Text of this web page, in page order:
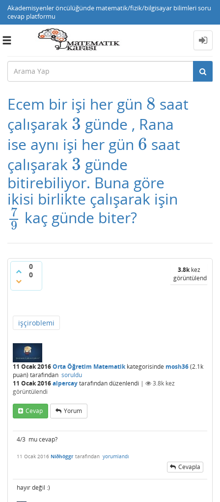
Akademisyenler öncülüğünde matematik/fizik/bilgisayar bilimleri soru
cevap platformu
Toggle
Ecem bir işi her gün 8
8 saat
çalışarak 3
3 günde , Rana
ise aynı işi her gün 6
6 saat
çalışarak 3
3 günde
bitirebiliyor. Buna göre
ikisi birlikte çalışarak işin
7
9
79 kaç günde biter?
0
0
3.8kkez
görüntülendi
işçiroblemi
11 Ocak 2016Orta Öğretim Matematikkategorisinde mosh36(2.1k
puan) tarafından soruldu
11 Ocak 2016alpercaytarafındandüzenlendi | 3.8k kez
görüntülendi
Cevap Yorum
4/3 mu cevap?
11 Ocak 2016 Níðhöggr tarafından yorumlandı
Cevapla
hayır değil :)